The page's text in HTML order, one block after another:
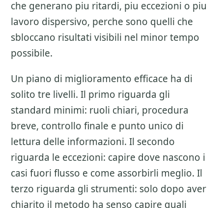
che generano piu ritardi, piu eccezioni o piu
lavoro dispersivo, perche sono quelli che
sbloccano risultati visibili nel minor tempo
possibile.
Un piano di miglioramento efficace ha di
solito tre livelli. Il primo riguarda gli
standard minimi: ruoli chiari, procedura
breve, controllo finale e punto unico di
lettura delle informazioni. Il secondo
riguarda le eccezioni: capire dove nascono i
casi fuori flusso e come assorbirli meglio. Il
terzo riguarda gli strumenti: solo dopo aver
chiarito il metodo ha senso capire quali